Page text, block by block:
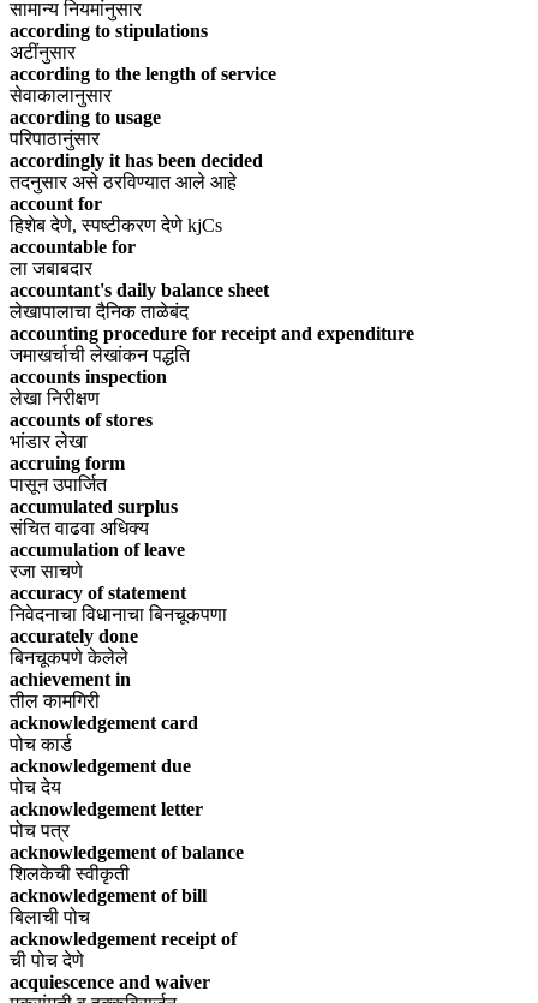
सामान्य नियमांनुसार
according to stipulations
अटींनुसार
according to the length of service
सेवाकालानुसार
according to usage
परिपाठानुंसार
accordingly it has been decided
तदनुसार असे ठरविण्यात आले आहे
account for
हिशेब देणे, स्पष्टीकरण देणे kjCs
accountable for
ला जबाबदार
accountant's daily balance sheet
लेखापालाचा दैनिक ताळेबंद
accounting procedure for receipt and expenditure
जमाखर्चाची लेखांकन पद्धति
accounts inspection
लेखा निरीक्षण
accounts of stores
भांडार लेखा
accruing form
पासून उपार्जित
accumulated surplus
संचित वाढवा अधिक्य
accumulation of leave
रजा साचणे
accuracy of statement
निवेदनाचा विधानाचा बिनचूकपणा
accurately done
बिनचूकपणे केलेले
achievement in
तील कामगिरी
acknowledgement card
पोच कार्ड
acknowledgement due
पोच देय
acknowledgement letter
पोच पत्र
acknowledgement of balance
शिलकेची स्वीकृती
acknowledgement of bill
बिलाची पोच
acknowledgement receipt of
ची पोच देणे
acquiescence and waiver